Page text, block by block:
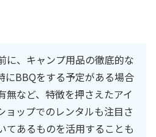
に、キャンプ用品の徹底的な
にBBQをする予定がある場合
無など、特徴を押さえたアイ
ョップでのレンタルも注目さ
てあるものを活用することも